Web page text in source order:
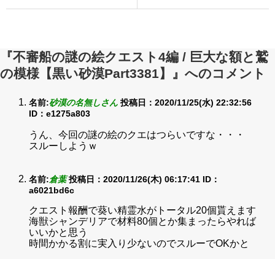
『不審船の謎の絵クエスト4編 / 巨大な額と鷲
の模様【黒い砂漠Part3381】』へのコメント
名前:砂漠の名無しさん 投稿日：2020/11/25(水) 22:32:56
ID：e1275a803
うん、今回の謎の絵のクエはつらいですな・・・
スルーしようｗ
名前:倉葉 投稿日：2020/11/26(木) 06:17:41 ID：
a6021bd6c
クエスト報酬で葵い精霊水がトータル20個貰えます
海獣シャンデリアで材料80個とか集まったらやれば
いいかと思う
時間かかる割に実入り少ないのでスルーでOKかと